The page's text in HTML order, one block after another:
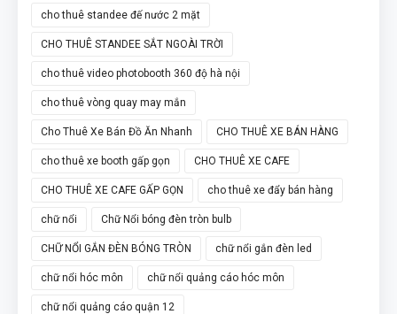
cho thuê standee đế nước 2 mặt
CHO THUÊ STANDEE SẮT NGOÀI TRỜI
cho thuê video photobooth 360 độ hà nội
cho thuê vòng quay may mắn
Cho Thuê Xe Bán Đồ Ăn Nhanh CHO THUÊ XE BÁN HÀNG
cho thuê xe booth gấp gọn CHO THUÊ XE CAFE
CHO THUÊ XE CAFE GẤP GỌN cho thuê xe đẩy bán hàng
chữ nổi Chữ Nổi bóng đèn tròn bulb
CHỮ NỔI GẮN ĐÈN BÓNG TRÒN chữ nổi gắn đèn led
chữ nổi hóc môn chữ nổi quảng cáo hóc môn
chữ nổi quảng cáo quận 12